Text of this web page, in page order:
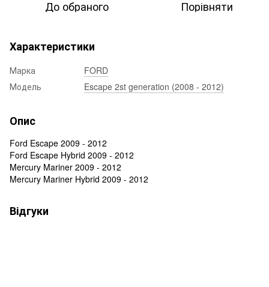
До обраного Порівняти
Характеристики
Марка
FORD
Модель
Escape 2st generation (2008 - 2012)
Опис
Ford Escape 2009 - 2012
Ford Escape Hybrid 2009 - 2012
Mercury Mariner 2009 - 2012
Mercury Mariner Hybrid 2009 - 2012
Відгуки